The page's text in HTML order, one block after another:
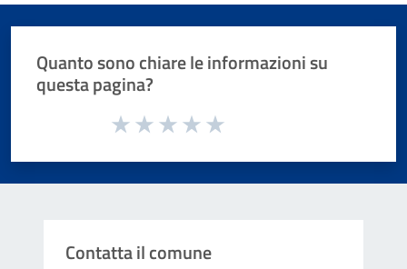
Quanto sono chiare le informazioni su
questa pagina?
Valuta da 1 a 5 stelle la pagina
Contatta il comune